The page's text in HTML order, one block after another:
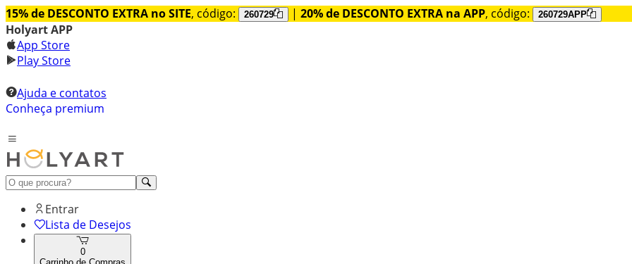
15% de DESCONTO EXTRA no SITE, código: 260729 | 20% de DESCONTO EXTRA na APP, código: 260729APP
Holyart APP
App Store
Play Store
Ajuda e contatos
Conheça premium
Entrar
Lista de Desejos
0